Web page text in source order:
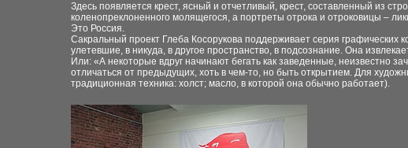
Здесь появляется крест, ясный и отчетливый, крест, составленный из
коленопреклоненного молящегося, а портреты отрока и отроковицы –
Это Россия.
Сакральный проект Глеба Косорукова поддерживает серия
улетевшие, в никуда, в другое пространство, в подсознание. Она
Или: «А некоторые вдруг начинают бегать как заведенные, неизвестно
отличаться от предыдущих, хоть в чем-то, но быть открытием. Для
традиционная техника: холст; масло, в которой она обычно работает).